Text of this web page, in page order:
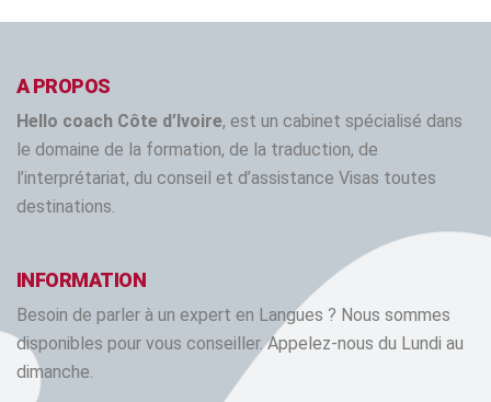
A PROPOS
Hello coach Côte d’Ivoire, est un cabinet spécialisé dans
le domaine de la formation, de la traduction, de
l’interprétariat, du conseil et d’assistance Visas toutes
destinations.
INFORMATION
Besoin de parler à un expert en Langues ? Nous sommes
disponibles pour vous conseiller. Appelez-nous du Lundi au
dimanche.